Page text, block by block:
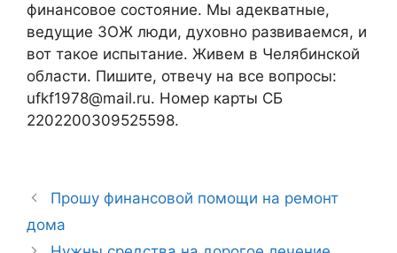
финансовое состояние. Мы адекватные,
ведущие ЗОЖ люди, духовно развиваемся, и
вот такое испытание. Живем в Челябинской
области. Пишите, отвечу на все вопросы:
ufkf1978@mail.ru. Номер карты СБ
2202200309525598.
Прошу финансовой помощи на ремонт
дома